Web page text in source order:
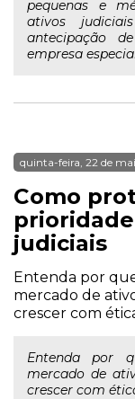
pequenas e
ativos
antecipação
empresa
quinta-feira, 22 de
Como
judiciais
Entenda por
mercado de
crescer com
Entenda por
mercado de
crescer com